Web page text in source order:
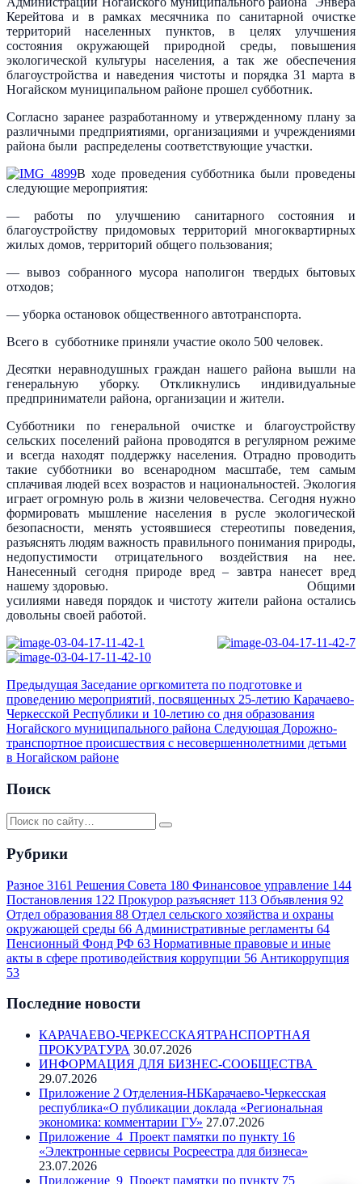
Керейтова и в рамках месячника по санитарной очистке
территорий населенных пунктов, в целях улучшения
состояния окружающей природной среды, повышения
экологической культуры населения, а так же обеспечения
благоустройства и наведения чистоты и порядка 31 марта в
Ногайском муниципальном районе прошел субботник.
Согласно заранее разработанному и утвержденному плану за
различными предприятиями, организациями и учреждениями
района были распределены соответствующие участки.
В ходе проведения субботника были проведены
следующие мероприятия:
— работы по улучшению санитарного состояния и
благоустройству придомовых территорий многоквартирных
жилых домов, территорий общего пользования;
— вывоз собранного мусора наполигон твердых бытовых
отходов;
— уборка остановок общественного автотранспорта.
Всего в субботнике приняли участие около 500 человек.
Десятки неравнодушных граждан нашего района вышли на
генеральную уборку. Откликнулись индивидуальные
предприниматели района, организации и жители.
Субботники по генеральной очистке и благоустройству
сельских поселений района проводятся в регулярном режиме
и всегда находят поддержку населения. Отрадно проводить
такие субботники во всенародном масштабе, тем самым
сплачивая людей всех возрастов и национальностей. Экология
играет огромную роль в жизни человечества. Сегодня нужно
формировать мышление населения в русле экологической
безопасности, менять устоявшиеся стереотипы поведения,
разъяснять людям важность правильного понимания природы,
недопустимости отрицательного воздействия на нее.
Нанесенный сегодня природе вред – завтра нанесет вред
нашему здоровью. Общими
усилиями наведя порядок и чистоту жители района остались
довольны своей работой.
Предыдущая Заседание оргкомитета по подготовке и
проведению мероприятий, посвященных 25-летию Карачаево-
Черкесской Республики и 10-летию со дня образования
Ногайского муниципального района Следующая Дорожно-
транспортное происшествия с несовершеннолетними детьми
в Ногайском районе
Поиск
Рубрики
Разное 3161 Решения Совета 180 Финансовое управление 144
Постановления 122 Прокурор разъясняет 113 Объявления 92
Отдел образования 88 Отдел сельского хозяйства и охраны
окружающей среды 66 Административные регламенты 64
Пенсионный Фонд РФ 63 Нормативные правовые и иные
акты в сфере противодействия коррупции 56 Антикоррупция
53
Последние новости
КАРАЧАЕВО-ЧЕРКЕССКАЯТРАНСПОРТНАЯ
ПРОКУРАТУРА 30.07.2026
ИНФОРМАЦИЯ ДЛЯ БИЗНЕС-СООБЩЕСТВА
29.07.2026
Приложение 2 Отделения-НБКарачаево-Черкесская
республика«О публикации доклада «Региональная
экономика: комментарии ГУ» 27.07.2026
Приложение_4_Проект памятки по пункту 16
«Электронные сервисы Росреестра для бизнеса»
23.07.2026
Приложение_9_Проект памятки по пункту 75